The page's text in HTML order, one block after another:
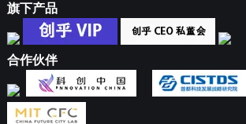
旗下产品
合作伙伴